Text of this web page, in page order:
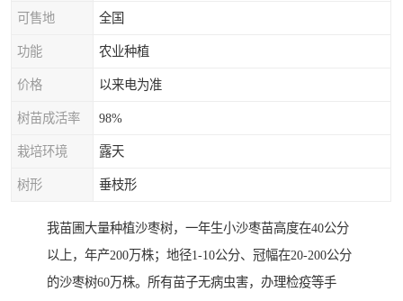
可售地 全国
功能 农业种植
价格 以来电为准
树苗成活率 98%
栽培环境 露天
树形 垂枝形
我苗圃大量种植沙枣树，一年生小沙枣苗高度在40公分
以上，年产200万株；地径1-10公分、冠幅在20-200公分
的沙枣树60万株。所有苗子无病虫害，办理检疫等手